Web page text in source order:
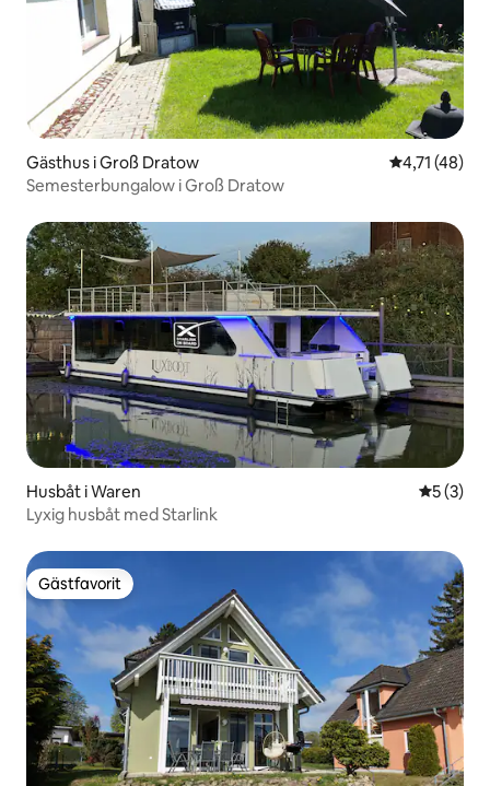
Gästhus i Groß Dratow 4,71 av 5 i
4,71 (48)
Semesterbungalow i Groß Dratow
Husbåt i Waren 5 av 5 i
5 (3)
Lyxig husbåt med Starlink
Gästfavorit
Gästfavorit